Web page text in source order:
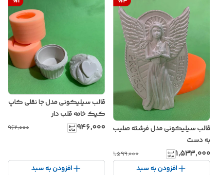
قالب سیلیکونی مدل فرشته صلیب
به دست
۱٬۵۳۳٬۰۰۰ ۱٬۵۹۹٬۰۰۰
افزودن به سبد
قالب سیلیکونی مدل جا نقلی کاپ
کیک خامه قلب دار
۹۴۶٬۰۰۰ ۹۶۲٬۰۰۰
افزودن به سبد